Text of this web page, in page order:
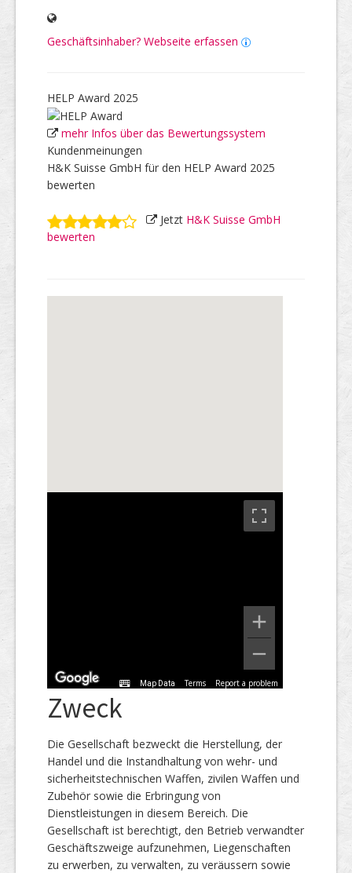
Geschäftsinhaber? Webseite erfassen
HELP Award 2025
mehr Infos über das Bewertungssystem
Kundenmeinungen
H&K Suisse GmbH für den HELP Award 2025
bewerten
Jetzt H&K Suisse GmbH
bewerten
Map Data Terms Report a problem
Zweck
Die Gesellschaft bezweckt die Herstellung, der
Handel und die Instandhaltung von wehr- und
sicherheitstechnischen Waffen, zivilen Waffen und
Zubehör sowie die Erbringung von
Dienstleistungen in diesem Bereich. Die
Gesellschaft ist berechtigt, den Betrieb verwandter
Geschäftszweige aufzunehmen, Liegenschaften
zu erwerben, zu verwalten, zu veräussern sowie